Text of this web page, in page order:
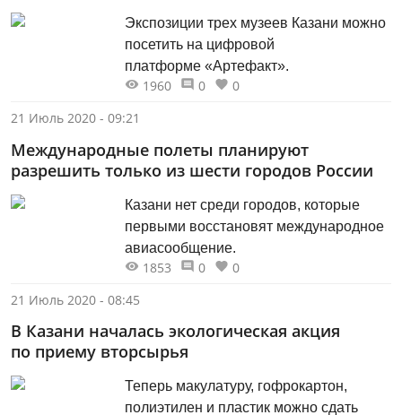
Экспозиции трех музеев Казани можно
посетить на цифровой
платформе «Артефакт».
1960 0
0
21 Июль 2020 - 09:21
Международные полеты планируют
разрешить только из шести городов России
Казани нет среди городов, которые
первыми восстановят международное
авиасообщение.
1853 0
0
21 Июль 2020 - 08:45
В Казани началась экологическая акция
по приему вторсырья
Теперь макулатуру, гофрокартон,
полиэтилен и пластик можно сдать